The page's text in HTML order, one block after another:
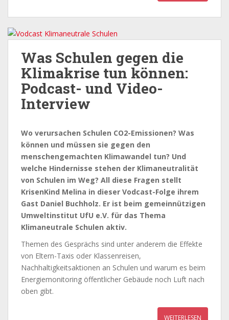
Was Schulen gegen die
Klimakrise tun können:
Podcast- und Video-
Interview
Wo verursachen Schulen CO2-Emissionen? Was
können und müssen sie gegen den
menschengemachten Klimawandel tun? Und
welche Hindernisse stehen der Klimaneutralität
von Schulen im Weg? All diese Fragen stellt
KrisenKind Melina in dieser Vodcast-Folge ihrem
Gast Daniel Buchholz. Er ist beim gemeinnützigen
Umweltinstitut UfU e.V. für das Thema
Klimaneutrale Schulen aktiv.
Themen des Gesprächs sind unter anderem die Effekte
von Eltern-Taxis oder Klassenreisen,
Nachhaltigkeitsaktionen an Schulen und warum es beim
Energiemonitoring öffentlicher Gebäude noch Luft nach
oben gibt.
WEITERLESEN